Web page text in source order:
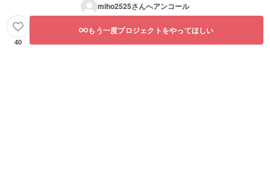
miho2525さんへアンコール
40
もう一度プロジェクトをやってほしい